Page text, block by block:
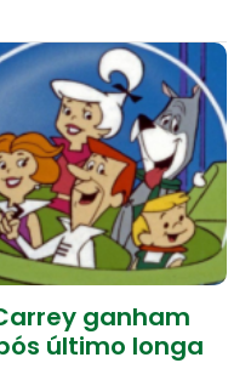
ganham
último longa